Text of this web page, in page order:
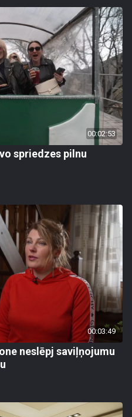
00:02:53
spriedzes pilnu
00:03:49
neslēpj saviļņojumu